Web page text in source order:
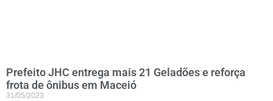
Prefeito JHC entrega mais 21 Geladões e reforça
frota de ônibus em Maceió
31/05/2023